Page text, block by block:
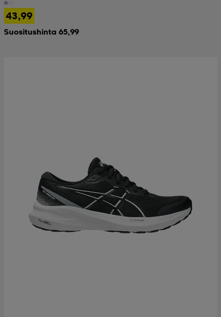
43,99
Suositushinta 65,99